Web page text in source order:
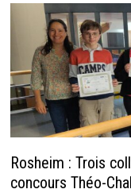
Rosheim : Trois
concours Théo-